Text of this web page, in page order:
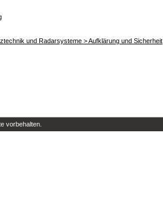
und Radarsysteme > Aufklärung und Sicherheit
vorbehalten.